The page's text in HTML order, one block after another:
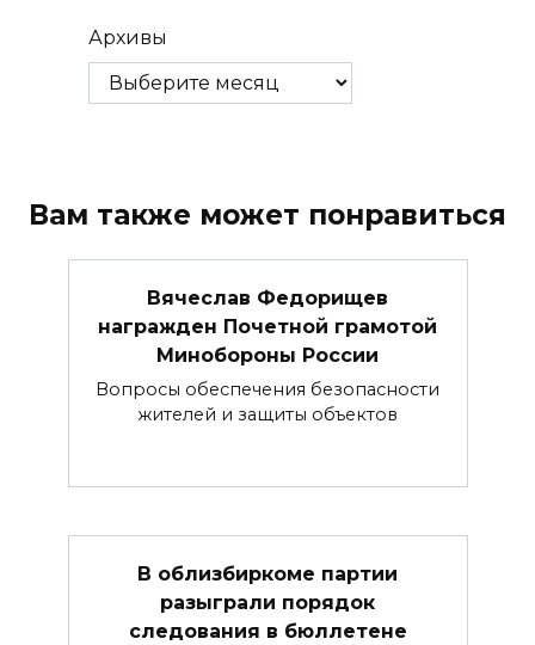
Архивы
Вам также может понравиться
Вячеслав Федорищев
награжден Почетной грамотой
Минобороны России
Вопросы обеспечения безопасности
жителей и защиты объектов
В облизбиркоме партии
разыграли порядок
следования в бюллетене